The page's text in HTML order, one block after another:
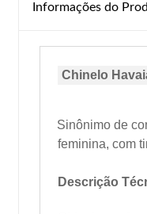
Informações do
Chinelo
Sinônimo de
feminina, com
Descrição